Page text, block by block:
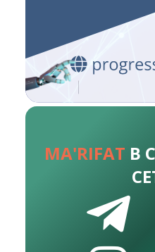
MA'RIFAT В